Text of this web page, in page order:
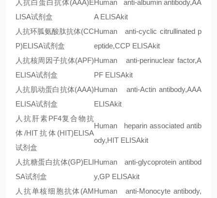
人抗白蛋白抗体(AAA)E
LISA试剂盒
Human anti-albumin antibody,AA
A ELISAkit
人抗环胍氨酸肽抗体(CC
P)ELISA试剂盒
Human anti-cyclic citrullinated p
eptide,CCP ELISAkit
人抗核周因子抗体(APF)
ELISA试剂盒
Human anti-perinuclear factor,A
PF ELISAkit
人抗肌动蛋白抗体(AAA)
ELISA试剂盒
Human anti-Actin antibody,AAA
ELISAkit
人抗肝素PF4复合物抗
体/HIT 抗体 (HIT)ELISA
试剂盒
Human heparin associated antib
ody,HIT ELISAkit
人抗糖蛋白抗体(GP)ELI
SA试剂盒
Human anti-glycoprotein antibod
y,GP ELISAkit
人抗单核细胞抗体(AMHuman anti-Monocyte antibody,